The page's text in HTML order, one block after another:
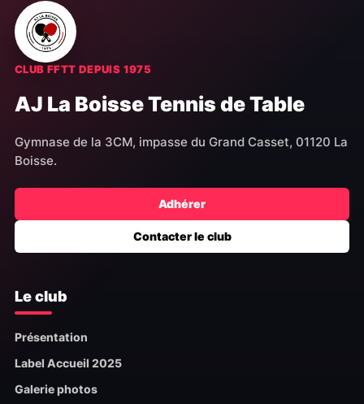
CLUB FFTT DEPUIS 1975
AJ La Boisse Tennis de Table
Gymnase de la 3CM, impasse du Grand Casset, 01120 La
Boisse.
Adhérer
Contacter le club
Le club
Présentation
Label Accueil 2025
Galerie photos